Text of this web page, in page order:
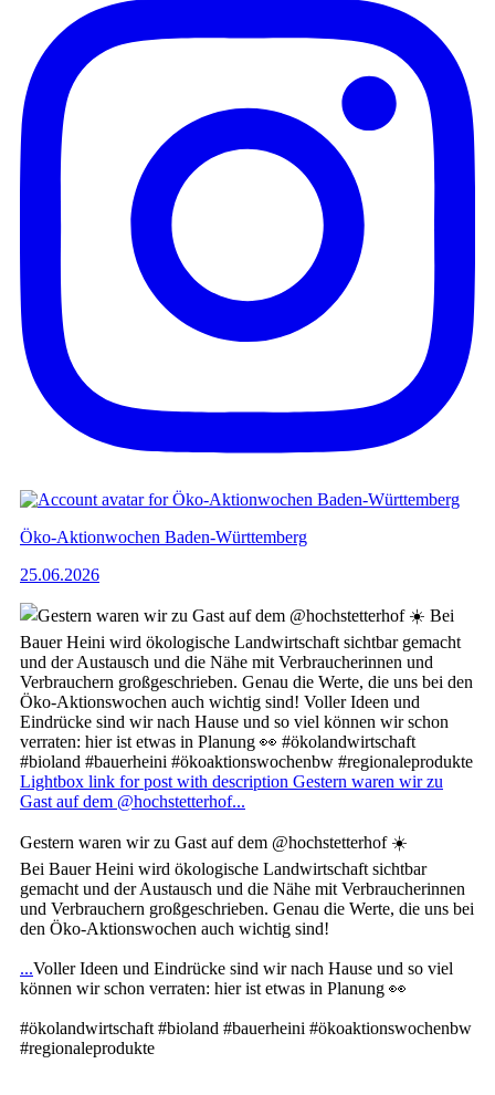
Öko-Aktionwochen Baden-Württemberg
25.06.2026
Lightbox link for post with description Gestern waren wir zu
Gast auf dem @hochstetterhof...
Gestern waren wir zu Gast auf dem @hochstetterhof ☀️
Bei Bauer Heini wird ökologische Landwirtschaft sichtbar
gemacht und der Austausch und die Nähe mit Verbraucherinnen
und Verbrauchern großgeschrieben. Genau die Werte, die uns bei
den Öko-Aktionswochen auch wichtig sind!
...Voller Ideen und Eindrücke sind wir nach Hause und so viel
können wir schon verraten: hier ist etwas in Planung 👀
#ökolandwirtschaft #bioland #bauerheini #ökoaktionswochenbw
#regionaleprodukte